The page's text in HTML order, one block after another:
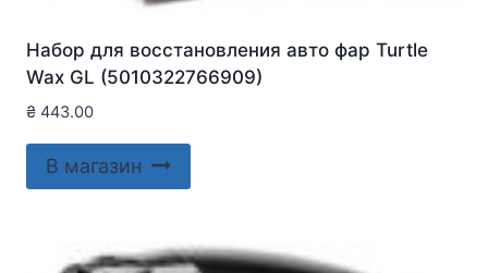
Набор для восстановления авто фар Turtle
Wax GL (5010322766909)
₴ 443.00
В магазин